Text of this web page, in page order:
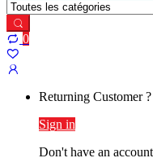
0
Returning Customer ?
Sign in
Don't have an